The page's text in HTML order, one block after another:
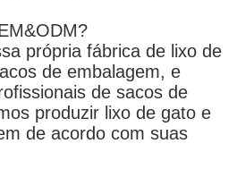
própria fábrica de lixo de
de embalagem, e
de sacos de
produzir lixo de gato e
de acordo com suas